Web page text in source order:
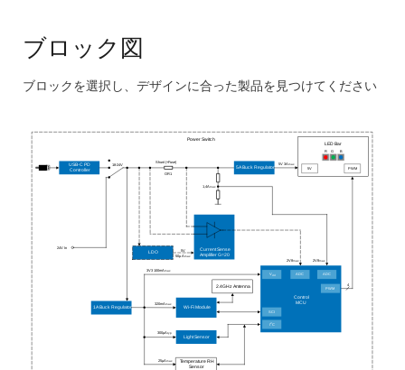
拡張可能なセットアップをサポートし、照明ユニッ
トを追加してカバレッジを拡大
超ポータブルで、外出先での使用に適した標準の
ブロック図
ブロックを選択し、デザインに合った製品を見つけてください
interactive
block
diagramUSB-C PD
Controller 5A Buck Regulator
Current Sense
Amplifier G=20
Wi-Fi Module
Light Sensor
Temperature RH
Sensor
1A Buck Regulator
5V PWM
LED Bar
2.4GHz Antenna
LDO
Power Switch
18-24V
Shunt (+Fuse)
OR1
1,4Amax
5V 3Amax
5V
50µ Amax
3V3 100mAmax
2V8max
320mAmax
300µAtyp
25µA max
24V In
2V8max
R G B
4
Control
MCU
Vdd
SCI
I2C
ADC ADC
PWM